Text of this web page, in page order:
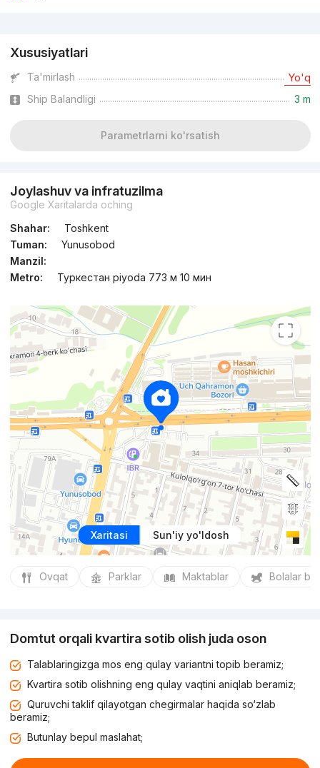
Xususiyatlari
Ta'mirlash Yo'q
Ship Balandligi 3 m
Parametrlarni ko'rsatish
Joylashuv va infratuzilma
Google Xaritalarda oching
Shahar:
Toshkent
Tuman:
Yunusobod
Manzil:
Metro:
Туркестан piyoda 773 м 10 мин
Xaritasi Sun'iy yo'ldosh
Ovqat Parklar Maktablar Bolalar
Domtut orqali kvartira sotib olish juda oson
Talablaringizga mos eng qulay variantni topib beramiz;
Kvartira sotib olishning eng qulay vaqtini aniqlab beramiz;
Quruvchi taklif qilayotgan chegirmalar haqida so‘zlab
beramiz;
Butunlay bepul maslahat;